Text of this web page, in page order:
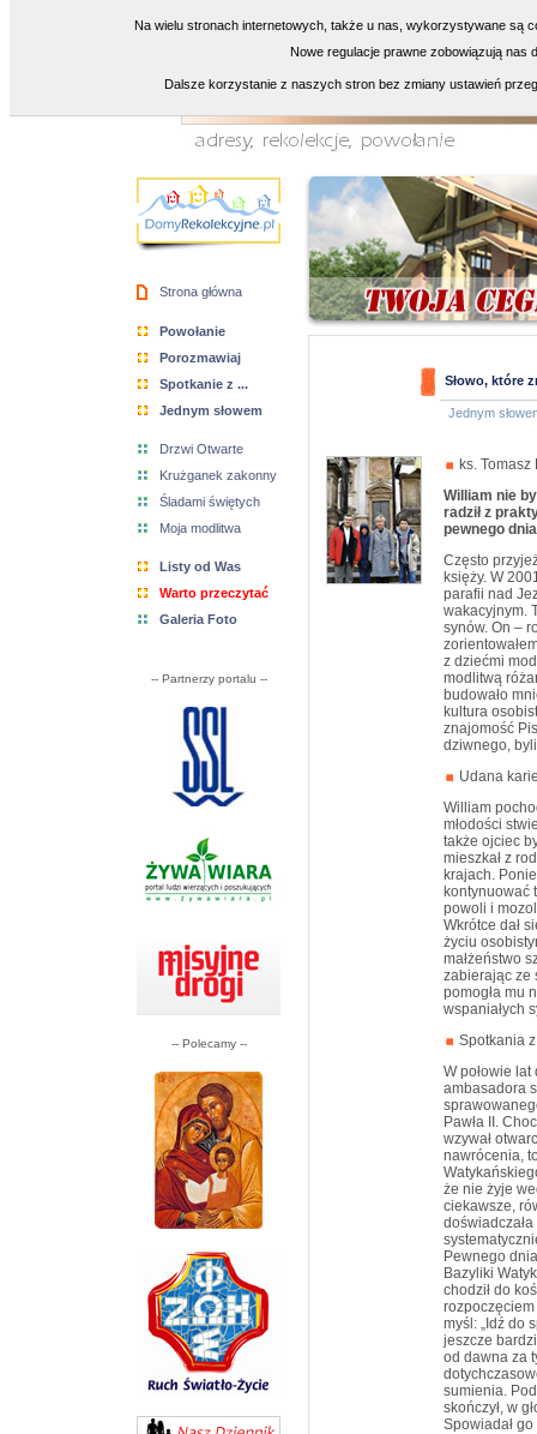
Strona główna
Powołanie
Porozmawiaj
Spotkanie z ...
Jednym słowem
Drzwi Otwarte
Krużganek zakonny
Śladami świętych
Moja modlitwa
Listy od Was
Warto przeczytać
Galeria Foto
-- Partnerzy portalu --
-- Polecamy --
Słowo, które
Jednym
ks.
William nie
radził z
pewnego
Często
księży. W
parafii nad
wakacyjnym.
synów. On –
z dziećmi
modlitwą
budowało
kultura
znajomość
dziwnego,
Udana
William
młodości
także ojciec
mieszkał z
krajach.
kontynuować
powoli i
Wkrótce dał
życiu
małżeństwo
zabierając ze
pomogła mu
wspaniałych
Spotkania
W połowie
ambasadora
Pawła II.
wzywał
nawrócenia,
że nie żyje
ciekawsze,
Pewnego
Bazyliki
chodził do
rozpoczęciem
myśl: „Idź do
jeszcze
od dawna za
sumienia.
skończył, w
Spowiadał
Na wielu stronach internetowych, także u nas, wykorzystywane są
Nowe regulacje prawne zobowiązują nas
Dalsze korzystanie z naszych stron bez zmiany ustawień